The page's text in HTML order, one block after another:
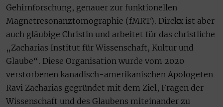
Gehirnforschung, genauer zur funktionellen
Magnetresonanztomographie (fMRT). Dirckx ist aber
auch gläubige Christin und arbeitet für das christliche
„Zacharias Institut für Wissenschaft, Kultur und
Glaube“. Diese Organisation wurde vom 2020
verstorbenen kanadisch-amerikanischen Apologeten
Ravi Zacharias gegründet mit dem Ziel, Fragen der
Wissenschaft und des Glaubens miteinander zu